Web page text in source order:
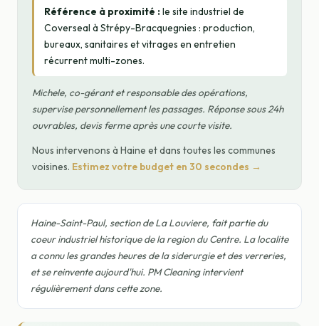
Référence à proximité :le site industriel de
Coverseal à Strépy-Bracquegnies : production,
bureaux, sanitaires et vitrages en entretien
récurrent multi-zones.
Michele, co-gérant et responsable des opérations,
supervise personnellement les passages. Réponse sous 24h
ouvrables, devis ferme après une courte visite.
Nous intervenons à Haine et dans toutes les communes
voisines. Estimez votre budget en 30 secondes →
Haine-Saint-Paul, section de La Louviere, fait partie du
coeur industriel historique de la region du Centre. La localite
a connu les grandes heures de la siderurgie et des verreries,
et se reinvente aujourd'hui. PM Cleaning intervient
régulièrement dans cette zone.